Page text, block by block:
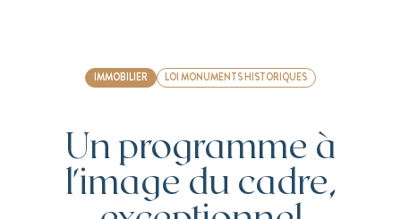
IMMOBILIER LOI MONUMENTS HISTORIQUES
Un programme à
l'image du cadre,